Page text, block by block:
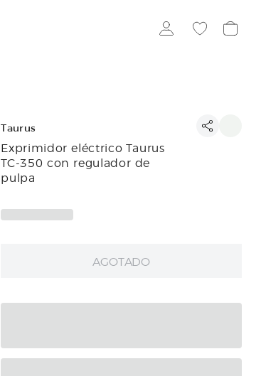
Taurus
Exprimidor eléctrico Taurus
TC-350 con regulador de
pulpa
AGOTADO